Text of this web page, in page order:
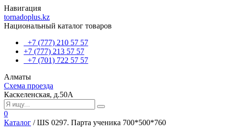
Навигация
tornadoplus.kz
Национальный каталог товаров
+7 (777) 210 57 57
+7 (777) 213 57 57
+7 (701) 722 57 57
Алматы
Схема проезда
Каскеленская, д.50А
0
Каталог /ШS 0297. Парта ученика 700*500*760